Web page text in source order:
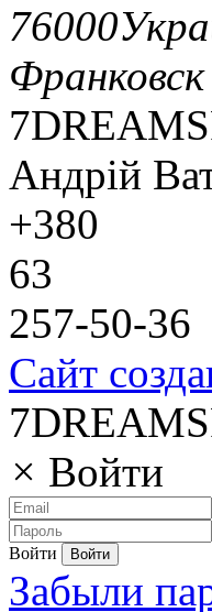
76000
Франковск
Андрій
+380
63
257-50-36
Сайт
× Войти
Войти
Забыли